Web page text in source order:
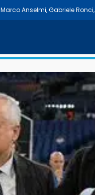
Marco Anselmi,Gabriele Ronci,